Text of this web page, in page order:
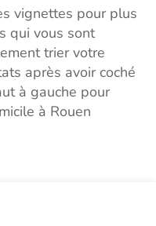
vignettes pour plus
qui vous sont
trier votre
après avoir coché
à gauche pour
à Rouen